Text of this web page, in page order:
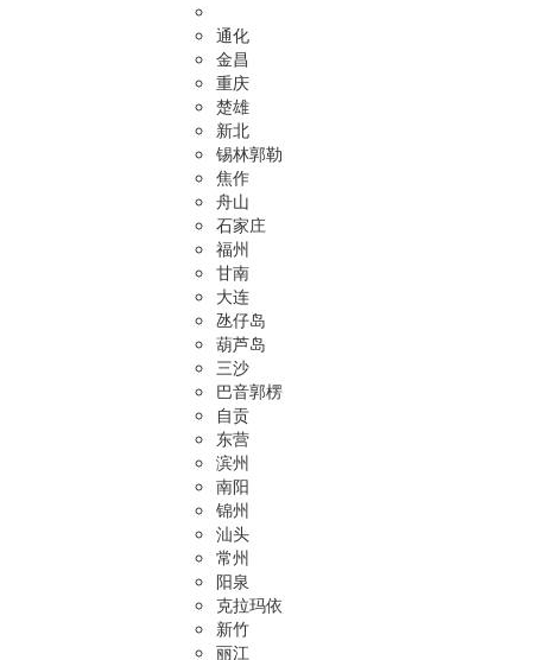
通化
金昌
重庆
楚雄
新北
锡林郭勒
焦作
舟山
石家庄
福州
甘南
大连
氹仔岛
葫芦岛
三沙
巴音郭楞
自贡
东营
滨州
南阳
锦州
汕头
常州
阳泉
克拉玛依
新竹
丽江